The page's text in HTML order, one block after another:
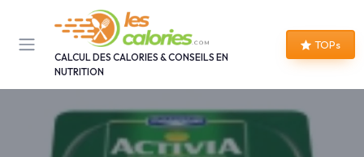
CALCUL DES CALORIES & CONSEILS EN
NUTRITION
TOPs
Panneau de gestion des cookies